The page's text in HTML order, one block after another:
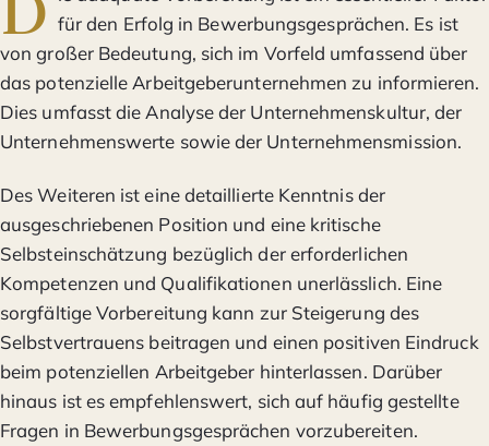
für den Erfolg in Bewerbungsgesprächen. Es ist
von großer Bedeutung, sich im Vorfeld umfassend über
das potenzielle Arbeitgeberunternehmen zu informieren.
Dies umfasst die Analyse der Unternehmenskultur, der
Unternehmenswerte sowie der Unternehmensmission.
Des Weiteren ist eine detaillierte Kenntnis der
ausgeschriebenen Position und eine kritische
Selbsteinschätzung bezüglich der erforderlichen
Kompetenzen und Qualifikationen unerlässlich. Eine
sorgfältige Vorbereitung kann zur Steigerung des
Selbstvertrauens beitragen und einen positiven Eindruck
beim potenziellen Arbeitgeber hinterlassen. Darüber
hinaus ist es empfehlenswert, sich auf häufig gestellte
Fragen in Bewerbungsgesprächen vorzubereiten.